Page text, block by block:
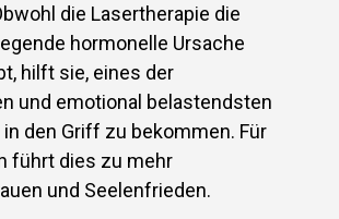
die Lasertherapie die
hormonelle Ursache
hilft sie, eines der
und emotional belastendsten
den Griff zu bekommen. Für
führt dies zu mehr
und Seelenfrieden.